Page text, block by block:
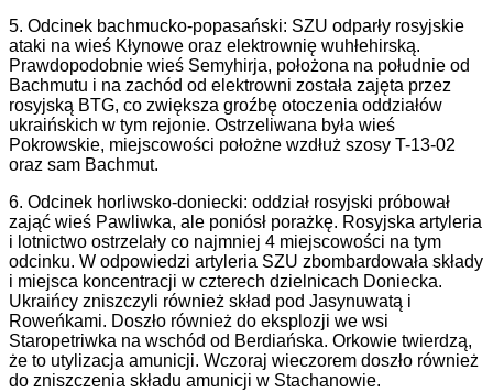
5. Odcinek bachmucko-popasański: SZU odparły rosyjskie
ataki na wieś Kłynowe oraz elektrownię wuhłehirską.
Prawdopodobnie wieś Semyhirja, położona na południe od
Bachmutu i na zachód od elektrowni została zajęta przez
rosyjską BTG, co zwiększa groźbę otoczenia oddziałów
ukraińskich w tym rejonie. Ostrzeliwana była wieś
Pokrowskie, miejscowości położne wzdłuż szosy T-13-02
oraz sam Bachmut.
6. Odcinek horliwsko-doniecki: oddział rosyjski próbował
zająć wieś Pawliwka, ale poniósł porażkę. Rosyjska artyleria
i lotnictwo ostrzelały co najmniej 4 miejscowości na tym
odcinku. W odpowiedzi artyleria SZU zbombardowała składy
i miejsca koncentracji w czterech dzielnicach Doniecka.
Ukraińcy zniszczyli również skład pod Jasynuwatą i
Roweńkami. Doszło również do eksplozji we wsi
Staropetriwka na wschód od Berdiańska. Orkowie twierdzą,
że to utylizacja amunicji. Wczoraj wieczorem doszło również
do zniszczenia składu amunicji w Stachanowie.